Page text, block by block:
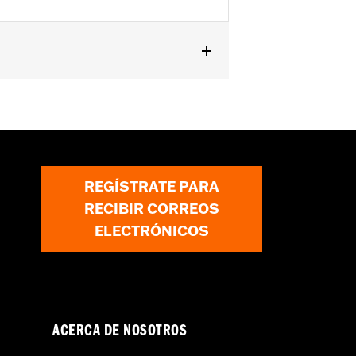
requieren P/N 57300413. Los
específicos con respecto a cada
o manillares, y antes de hacer
REGÍSTRATE PARA
RECIBIR CORREOS
ELECTRÓNICOS
ACERCA DE NOSOTROS